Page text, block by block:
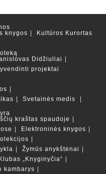
knygos Kultūros Kurortas
Didžiuliai
projektai
Svetainės medis
kraštas spaudoje
Elektroninės knygos
Žymūs anykštėnai
Klubas „Knyginyčia“
kambarys